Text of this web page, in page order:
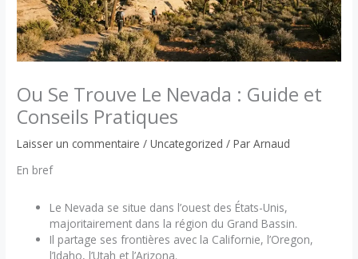
Ou Se Trouve Le Nevada : Guide et
Conseils Pratiques
Laisser un commentaire /Uncategorized / ParArnaud
En bref
Le Nevada se situe dans l’ouest des États-Unis,
majoritairement dans la région du Grand Bassin.
Il partage ses frontières avec la Californie, l’Oregon,
l’Idaho, l’Utah et l’Arizona.